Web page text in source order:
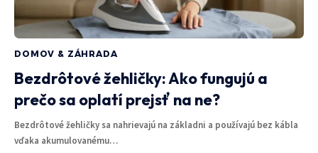
DOMOV & ZÁHRADA
Bezdrôtové žehličky: Ako fungujú a
prečo sa oplatí prejsť na ne?
Bezdrôtové žehličky sa nahrievajú na základni a používajú bez kábla
vďaka akumulovanému…